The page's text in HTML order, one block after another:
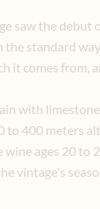
saw the debut
standard
it comes from,
with
to 400 meters
ages 20 to
vintage's